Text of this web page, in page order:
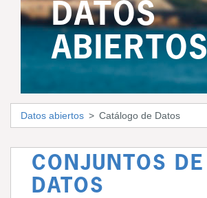
DATOS
ABIERTOS
Datos abiertos Catálogo de Datos
CONJUNTOS DE
DATOS